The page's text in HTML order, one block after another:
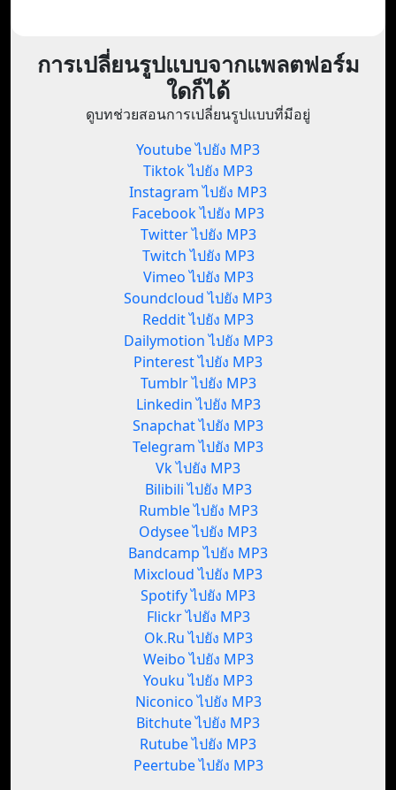
การเปลี่ยนรูปแบบจากแพลตฟอร์ม
ใดก็ได้
ดูบทช่วยสอนการเปลี่ยนรูปแบบที่มีอยู่
Youtube ไปยัง MP3
Tiktok ไปยัง MP3
Instagram ไปยัง MP3
Facebook ไปยัง MP3
Twitter ไปยัง MP3
Twitch ไปยัง MP3
Vimeo ไปยัง MP3
Soundcloud ไปยัง MP3
Reddit ไปยัง MP3
Dailymotion ไปยัง MP3
Pinterest ไปยัง MP3
Tumblr ไปยัง MP3
Linkedin ไปยัง MP3
Snapchat ไปยัง MP3
Telegram ไปยัง MP3
Vk ไปยัง MP3
Bilibili ไปยัง MP3
Rumble ไปยัง MP3
Odysee ไปยัง MP3
Bandcamp ไปยัง MP3
Mixcloud ไปยัง MP3
Spotify ไปยัง MP3
Flickr ไปยัง MP3
Ok.Ru ไปยัง MP3
Weibo ไปยัง MP3
Youku ไปยัง MP3
Niconico ไปยัง MP3
Bitchute ไปยัง MP3
Rutube ไปยัง MP3
Peertube ไปยัง MP3